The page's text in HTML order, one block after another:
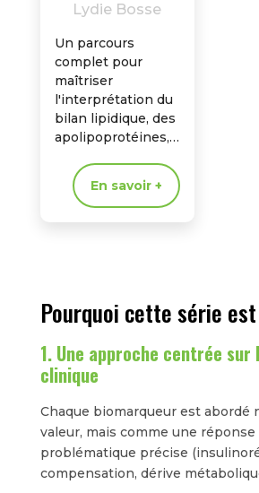
Lydie Bosse
Un parcours
complet pour
maîtriser
l'interprétation du
bilan lipidique, des
apolipoprotéines,
Profil PAGE et des
biomarqueurs du
risque
En savoir +
Pourquoi cette série
1. Une approche centrée
clinique
Chaque biomarqueur est abordé
valeur, mais comme une réponse
problématique précise
compensation, dérive